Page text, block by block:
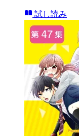
試し読み